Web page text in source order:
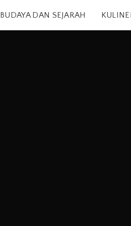
BUDAYA DAN SEJARAH